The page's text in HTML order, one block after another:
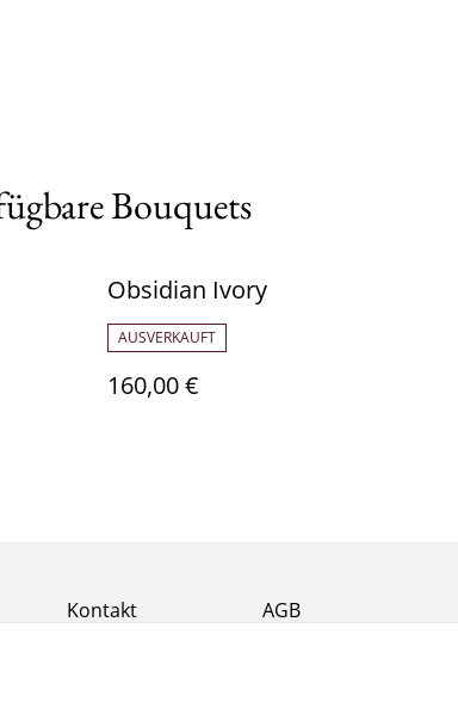
Bouquets
Obsidian Ivory
AUSVERKAUFT
160,00 €
Kontakt AGB